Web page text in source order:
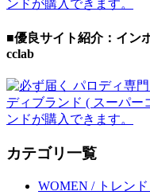
■優良サイト紹介：イン
cclab
カテゴリ一覧
WOMEN / トレン